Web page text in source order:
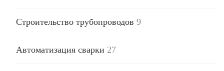
Строительство трубопроводов 9
Автоматизация сварки 27